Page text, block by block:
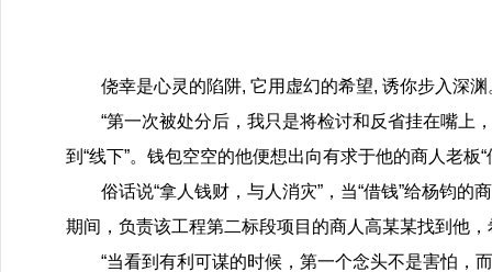
侥幸是心灵的陷阱, 它用虚幻的希望, 诱你步入深
“第一次被处分后，我只是将检讨和反省挂在嘴上
到“线下”。钱包空空的他便想出向有求于他的商人老
俗话说“拿人钱财，与人消灾”，当“借钱”给杨钧
期间，负责该工程第二标段项目的商人高某某找到他
“当看到有利可谋的时候，第一个念头不是害怕，